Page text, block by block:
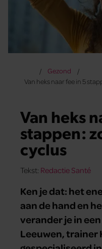
Gezond
Van heks naar fee in 5
Van heks
stappen:
cyclus
Tekst: Redactie Santé
Ken je dat: het
aan de hand en
verander je in
Leeuwen,